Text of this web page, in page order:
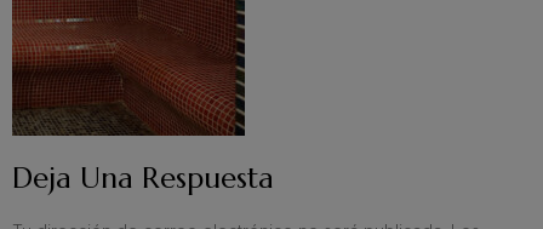
Deja Una Respuesta